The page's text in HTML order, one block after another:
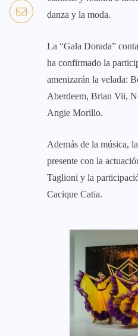
danza y la moda.
La “Gala Dorada”
ha confirmado la
amenizarán la velada:
Aberdeem, Brian Vii,
Angie Morillo.
Además de la música,
presente con la
Taglioni y la
Cacique Catia.